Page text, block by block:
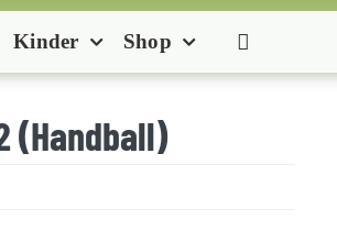
Kinder Shop
(Handball)